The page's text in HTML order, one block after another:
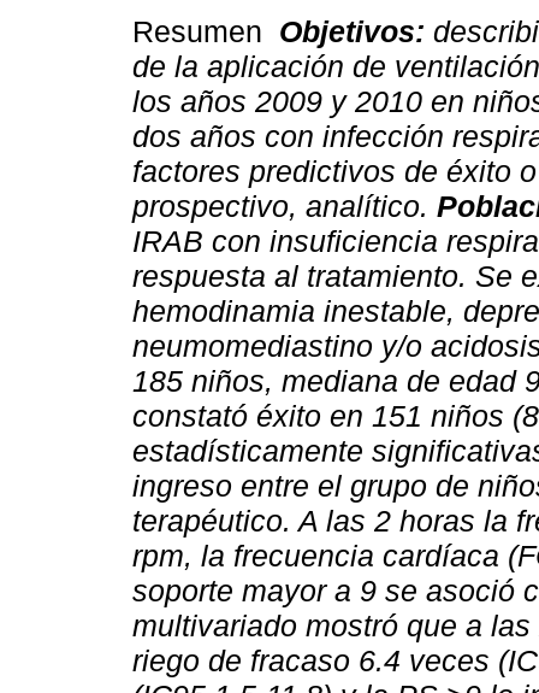
Resumen Objetivos:
de la aplicación de
los años 2009 y 2010 en
dos años con infección
factores predictivos de éxito
prospectivo, analítico.
IRAB con insuficiencia
respuesta al tratamiento. Se
hemodinamia inestable,
neumomediastino y/o
185 niños, mediana de edad
constató éxito en 151 niños
estadísticamente
ingreso entre el grupo de
terapéutico. A las 2 horas la
rpm, la frecuencia cardíaca
soporte mayor a 9 se asoció
multivariado mostró que a
riego de fracaso 6.4 veces